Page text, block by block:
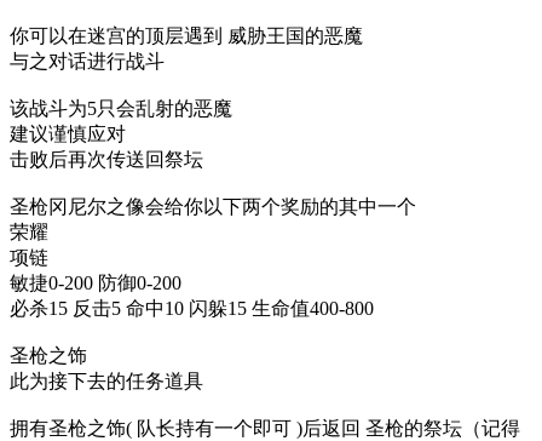
你可以在迷宫的顶层遇到 威胁王国的恶魔
与之对话进行战斗
该战斗为5只会乱射的恶魔
建议谨慎应对
击败后再次传送回祭坛
圣枪冈尼尔之像会给你以下两个奖励的其中一个
荣耀
项链
敏捷0-200 防御0-200
必杀15 反击5 命中10 闪躲15 生命值400-800
圣枪之饰
此为接下去的任务道具
拥有圣枪之饰( 队长持有一个即可 )后返回 圣枪的祭坛（记得